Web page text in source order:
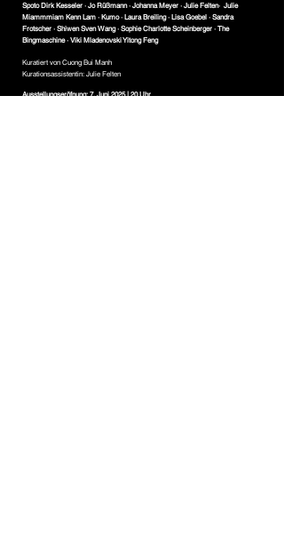
Spoto Dirk Kesseler · Jo Rüßmann · Johanna Meyer · Julie Felten· Julie
Miammmiam Kenn Lam · Kumo · Laura Breiling · Lisa Goebel · Sandra
Frotscher · Shiwen Sven Wang · Sophie Charlotte Scheinberger · The
Bingmaschine · Viki Mladenovski Yitong Feng
Kuratiert von Cuong Bui Manh
Kurationsassistentin: Julie Felten
Ausstellungseröfnung: 7. Juni 2025 | 20 Uhr